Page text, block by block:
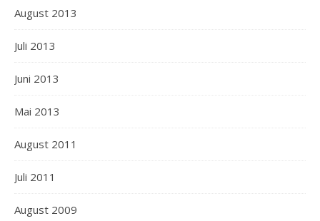
August 2013
Juli 2013
Juni 2013
Mai 2013
August 2011
Juli 2011
August 2009